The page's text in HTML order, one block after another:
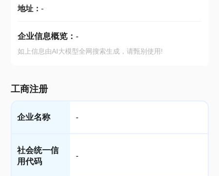
地址： -
企业信息概览： -
如上信息由AI大模型全网搜索生成，请甄别使用!
工商注册
企业名称 -
社会统一信
用代码
-